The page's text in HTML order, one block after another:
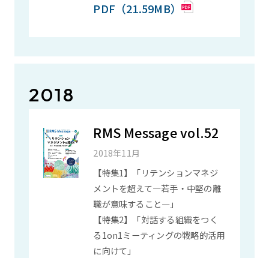
PDF（21.59MB）
2018
RMS Message vol.52
2018年11月
【特集1】「リテンションマネジ
メントを超えて―若手・中堅の離
職が意味すること―」
【特集2】「対話する組織をつく
る1on1ミーティングの戦略的活用
に向けて」